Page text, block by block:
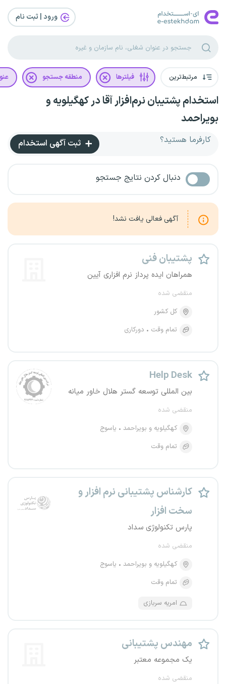
ورود | ثبت‌ نام
مرتبط‌ترین فیلترها منطقه جستجو
استخدام پشتیبان نرم‌افزار آقا در کهگیلویه و
بویراحمد
کارفرما هستید؟ ثبت آگهی استخدام
دنبال کردن نتایج جستجو
آگهی فعالی یافت نشد!
پشتیبان فنی
همراهان ایده پرداز نرم افزاری آیین
منقضی شده
کل کشور
تمام وقت
دورکاری
Help Desk
بین المللی توسعه گستر هلال خاور میانه
منقضی شده
کهگیلویه و بویراحمد
یاسوج
تمام وقت
کارشناس پشتیبانی نرم افزار و
سخت افزار
پارس تکنولوژی سداد
منقضی شده
کهگیلویه و بویراحمد
یاسوج
تمام وقت
امریه سربازی
مهندس پشتیبانی
یک مجموعه معتبر
منقضی شده